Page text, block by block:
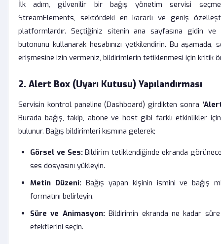
İlk adım, güvenilir bir bağış yönetim servisi
StreamElements, sektördeki en kararlı ve geniş
platformlardır. Seçtiğiniz sitenin ana sayfasına gidin ve
butonunu kullanarak hesabınızı yetkilendirin. Bu aşamada,
erişmesine izin vermeniz, bildirimlerin tetiklenmesi için kritik
2. Alert Box (Uyarı Kutusu) Yapılandırması
Servisin kontrol paneline (Dashboard) girdikten sonra
Burada bağış, takip, abone ve host gibi farklı etkinlikler
bulunur. Bağış bildirimleri kısmına gelerek;
Görsel ve Ses:Bildirim tetiklendiğinde ekranda
ses dosyasını yükleyin.
Metin Düzeni:Bağış yapan kişinin ismini ve bağış
formatını belirleyin.
Süre ve Animasyon:Bildirimin ekranda ne kadar süre
efektlerini seçin.